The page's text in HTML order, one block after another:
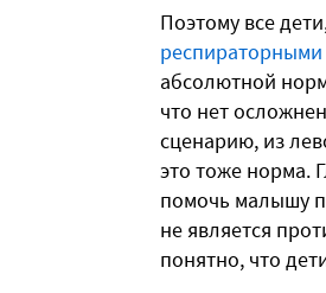
Поэтому все
абсолютной
что нет
сценарию, из
это тоже норма.
помочь малышу
не является
понятно, что